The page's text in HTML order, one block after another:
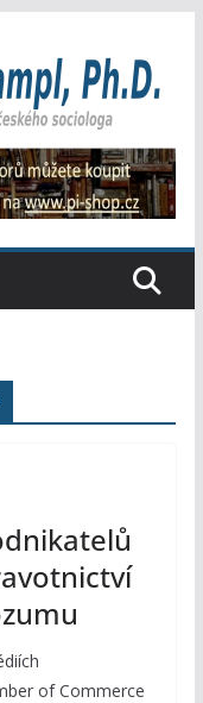
of Commerce